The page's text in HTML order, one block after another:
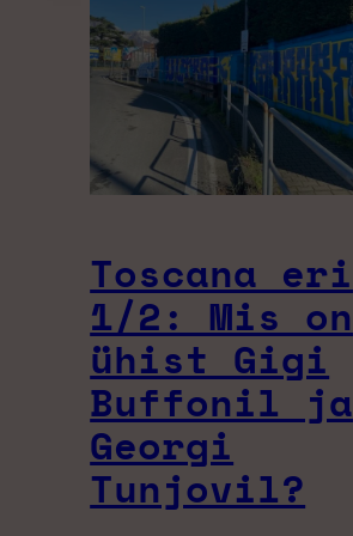
Toscana eri
1/2: Mis on
ühist Gigi
Buffonil ja
Georgi
Tunjovil?